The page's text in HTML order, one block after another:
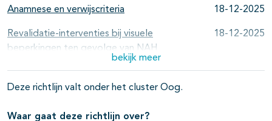
Anamnese en verwijscriteria 18-12-2025
Revalidatie-interventies bij visuele
beperkingen ten gevolge van NAH
18-12-2025
Kinderen: verwijscriteria voor diagnostiek
en/of revalidatie
18-12-2025
Niet-aangeboren hersenletsel (NAH)
bekijk meer
Deze richtlijn valt onder het cluster Oog.
Waar gaat deze richtlijn over?